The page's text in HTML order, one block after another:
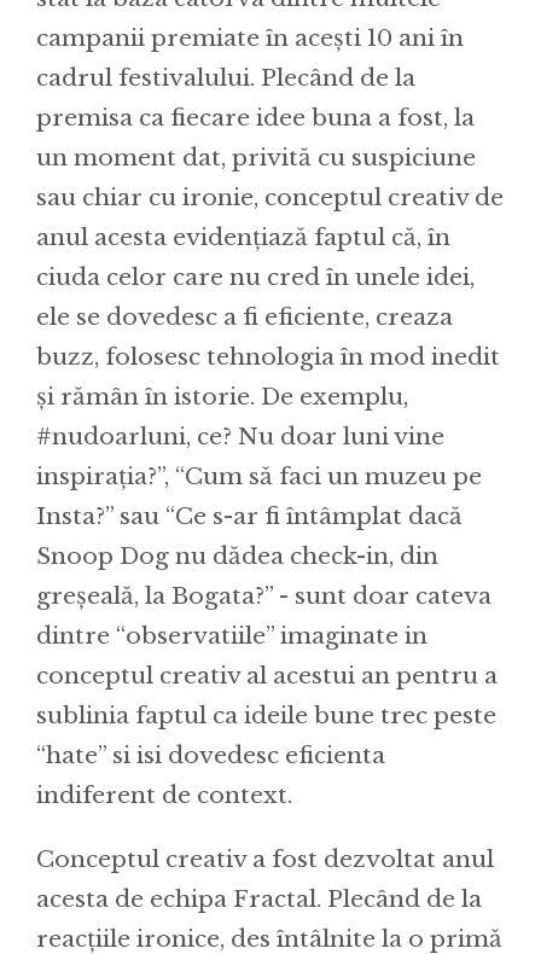
campanii premiate în acești 10 ani în
cadrul festivalului. Plecând de la
premisa ca fiecare idee buna a fost, la
un moment dat, privită cu suspiciune
sau chiar cu ironie, conceptul creativ de
anul acesta evidențiază faptul că, în
ciuda celor care nu cred în unele idei,
ele se dovedesc a fi eficiente, creaza
buzz, folosesc tehnologia în mod inedit
și rămân în istorie. De exemplu,
#nudoarluni, ce? Nu doar luni vine
inspirația?”, “Cum sǎ faci un muzeu pe
Insta?” sau “Ce s-ar fi întâmplat dacă
Snoop Dog nu dădea check-in, din
greșeală, la Bogata?” - sunt doar cateva
dintre “observatiile” imaginate in
conceptul creativ al acestui an pentru a
sublinia faptul ca ideile bune trec peste
“hate” si isi dovedesc eficienta
indiferent de context.
Conceptul creativ a fost dezvoltat anul
acesta de echipa Fractal. Plecând de la
reacțiile ironice, des întâlnite la o primă